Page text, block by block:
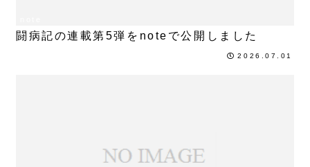
闘病記の連載第5弾をnoteで公開しました
2026.07.01